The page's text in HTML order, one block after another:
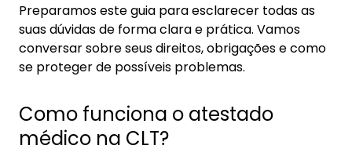
3.3. Posso ser demitido por excesso de
atestados?
3.4. Empresa pode recusar um atestado
4. O que fazer se o empregador não aceitar o
atestado?
Preparamos este guia para esclarecer todas as
suas dúvidas de forma clara e prática. Vamos
conversar sobre seus direitos, obrigações e como
se proteger de possíveis problemas.
Como funciona o atestado
médico na CLT?